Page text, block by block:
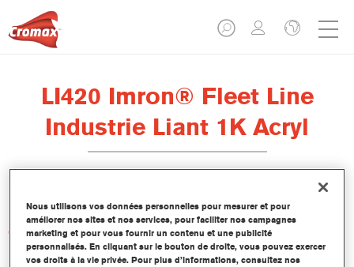
LI420 Imron® Fleet Line
Industrie Liant 1K Acryl
Caractéristiques du produit
Nous utilisons vos données personnelles pour mesurer et pour
améliorer nos sites et nos services, pour faciliter nos campagnes
marketing et pour vous fournir un contenu et une publicité
personnalisés. En cliquant sur le bouton de droite, vous pouvez exercer
vos droits à la vie privée. Pour plus d’informations, consultez nos